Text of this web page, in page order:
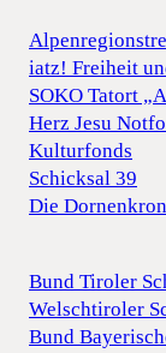
iatz! Freiheit
SOKO Tatort
Herz Jesu
Kulturfonds
Schicksal 39
Die
Bund Tiroler
Welschtiroler
Bund